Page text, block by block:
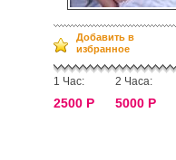
Добавить в
избранное
1 Час:
2500 Р
2 Часа:
5000 Р